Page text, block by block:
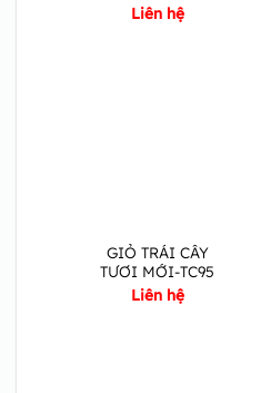
Liên hệ
GIỎ TRÁI CÂY
TƯƠI MỚI-TC95
Liên hệ